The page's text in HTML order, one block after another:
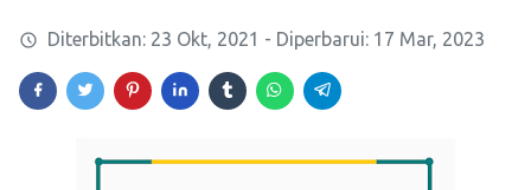
Diterbitkan: 23 Okt, 2021 - Diperbarui: 17 Mar, 2023